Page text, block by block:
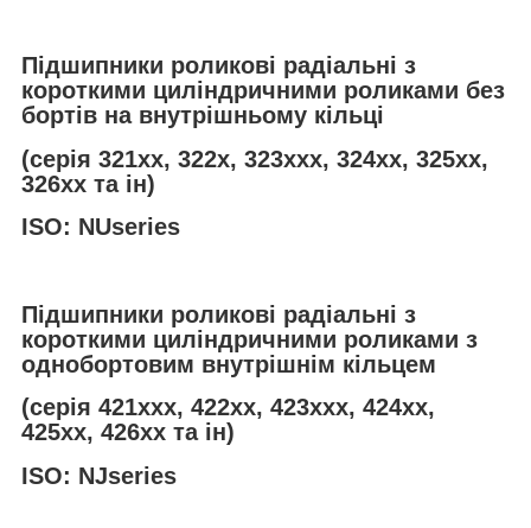
Підшипники роликові радіальні з
короткими циліндричними роликами без
бортів на внутрішньому кільці
(серія 321хх, 322х, 323ххх, 324хх, 325хх,
326хх та ін)
ISO: NUseries
Підшипники роликові радіальні з
короткими циліндричними роликами з
однобортовим внутрішнім кільцем
(серія 421ххх, 422хх, 423ххх, 424хх,
425хх, 426хх та ін)
ISO: NJseries